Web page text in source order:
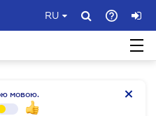
RU
мовою.